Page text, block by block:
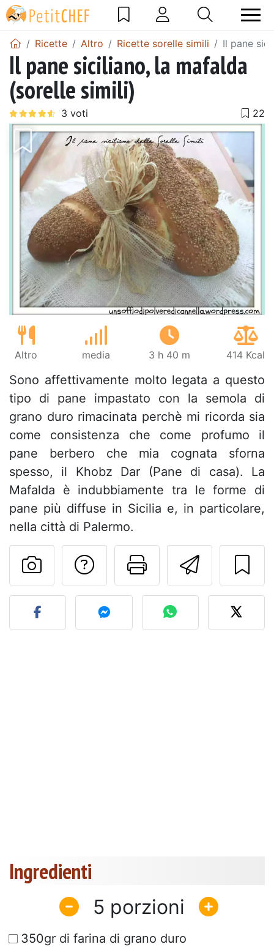
Ricette Altro Ricette sorelle simili Il pane
Il pane siciliano, la mafalda
(sorelle simili)
Altro media 3 h 40 m 414 Kcal
Sono affettivamente molto legata a questo
tipo di pane impastato con la semola di
grano duro rimacinata perchè mi ricorda sia
come consistenza che come profumo il
pane berbero che mia cognata sforna
spesso, il Khobz Dar (Pane di casa). La
Mafalda è indubbiamente tra le forme di
pane più diffuse in Sicilia e, in particolare,
nella città di Palermo.
Invia
Stampa la
Contatta l'autore
Pubblica la foto di
Ingredienti
5
350gr di farina di grano duro